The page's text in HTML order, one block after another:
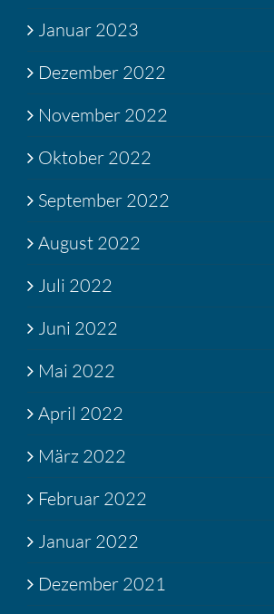
Januar 2023
Dezember 2022
November 2022
Oktober 2022
September 2022
August 2022
Juli 2022
Juni 2022
Mai 2022
April 2022
März 2022
Februar 2022
Januar 2022
Dezember 2021